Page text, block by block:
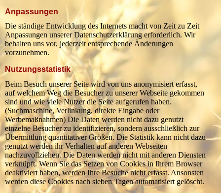
Anpassungen
Die ständige Entwicklung des Internets macht von Zeit zu Zeit
Anpassungen unserer Datenschutzerklärung erforderlich. Wir
behalten uns vor, jederzeit entsprechende Änderungen
vorzunehmen.
Nutzungsstatistik
Beim Besuch unserer Seite wird von uns anonymisiert erfasst,
auf welchem Weg die Besucher zu unserer Webseite gekommen
sind und wie viele Nutzer die Seite aufgerufen haben.
(Suchmaschine, Verlinkung, direkte Eingabe oder
Werbemaßnahmen) Die Daten werden nicht dazu genutzt
einzelne Besucher zu identifizieren, sondern ausschließlich zur
Übermittlung quantitativer Größen. Die Statistik kann nicht dazu
genutzt werden ihr Verhalten auf anderen Webseiten
nachzuvollziehen. Die Daten werden nicht mit anderen Diensten
verknüpft. Wenn Sie das Setzen von Cookies in Ihrem Browser
deaktiviert haben, werden Ihre Besuche nicht erfasst. Ansonsten
werden diese Cookies nach sieben Tagen automatisiert gelöscht.